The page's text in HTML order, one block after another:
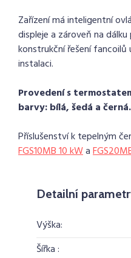
Zařízení má inteligentní
displeje a zároveň na
konstrukční řešení fancoilů
instalaci.
Provedení s
barvy: bílá, šedá a
Příslušenství k tepelným
FGS10MB 10 kWa
Detailní
Výška:
Šířka :